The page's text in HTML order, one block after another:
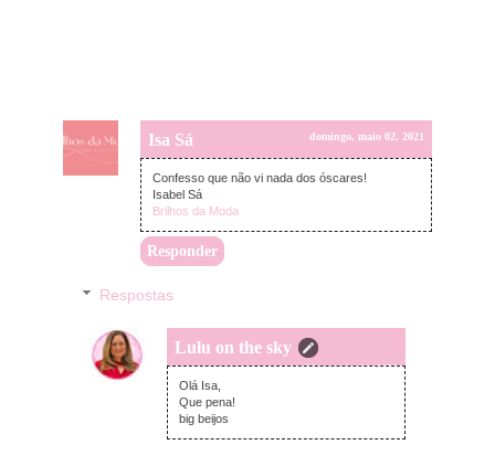
Isa Sá domingo, maio 02, 2021
Confesso que não vi nada dos óscares!
Isabel Sá
Brilhos da Moda
Responder
Respostas
Lulu on the sky
terça-feira, maio 04, 2021
Olá Isa,
Que pena!
big beijos